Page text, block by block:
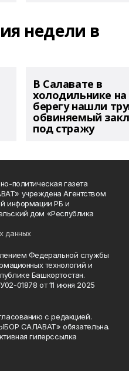
недели в
В Салавате в
холодильнике на
берегу нашли
обвиняемый
под стражу
политическая газета
учреждена Агентством
информации РБ и
дом «Республика
данных
Федеральной службы
технологий и
Башкортостан.
01878 от 11 июня 2025
с редакцией.
САЛАВАТ» обязательна.
гиперссылка